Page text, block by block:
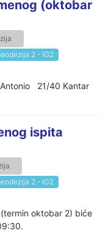
(oktobar
2 - IG2
Antonio 21/40 Kantar
ispita
2 - IG2
oktobar 2) biće